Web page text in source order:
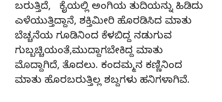
ಬರುತ್ತಿದೆ, ಕೈಯಲ್ಲಿ ಅಂಗಿಯ ತುದಿಯನ್ನು ಹಿಡಿದು
ಎಳೆಯುತ್ತಿದ್ದಾನೆ, ಶಕ್ತಿಮೀರಿ ಹೊರಡಿಸಿದ ಮಾತು
ಬೆಚ್ಚನೆಯ ಗೂಡಿನಿಂದ ಕೆಳಬಿದ್ದ ನಡುಗುವ
ಗುಬ್ಬಚ್ಚಿಯಂತೆ,ಮುದ್ದಾಗಬೇಕಿದ್ದ ಮಾತು
ಮೊದ್ದಾಗಿದೆ, ತೊದಲು. ಕಂದಮ್ಮನ ಕಣ್ಣಿನಿಂದ
ಮಾತು ಹೊರಬರುತ್ತಿಲ್ಲ ಶಬ್ದಗಳು ಹನಿಗಳಾಗಿವೆ.